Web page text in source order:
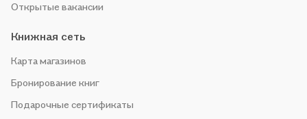
Открытые вакансии
Книжная сеть
Карта магазинов
Бронирование книг
Подарочные сертификаты